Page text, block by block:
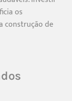
os
construção de